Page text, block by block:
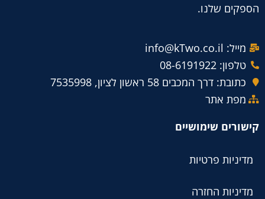
הספקים שלנו.
מייל: info@kTwo.co.il
טלפון: 08-6191922
כתובת: דרך המכבים 58 ראשון לציון, 7535998
מפת אתר
קישורים שימושיים
מדיניות פרטיות
מדיניות החזרה